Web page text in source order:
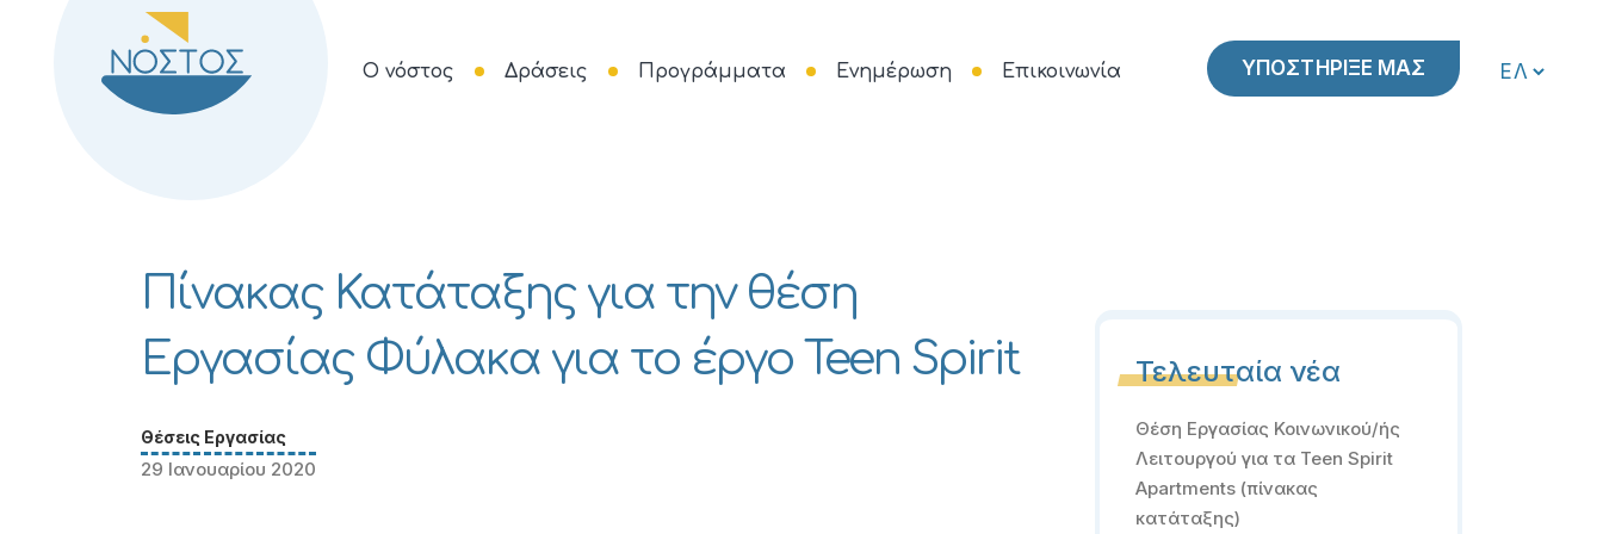
ΥΠΟΣΤΗΡΙΞΕ ΜΑΣ
Ο νόστος Δράσεις Προγράμματα Ενημέρωση Επικοινωνία
Πίνακας Κατάταξης για την θέση
Εργασίας Φύλακα για το έργο Teen Spirit
Θέσεις Εργασίας
29 Ιανουαρίου 2020
Τελευταία νέα
Θέση Εργασίας Κοινωνικού/ής
Λειτουργού για τα Teen Spirit
Apartments (πίνακας
κατάταξης)